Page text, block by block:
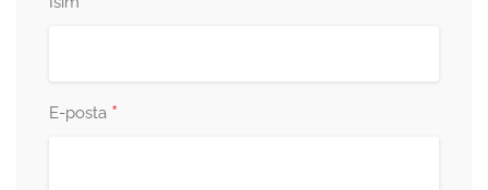
E-posta *